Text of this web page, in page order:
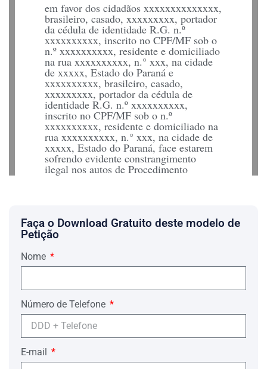
em favor dos cidadãos xxxxxxxxxxxxxx,
brasileiro, casado, xxxxxxxxx, portador
da cédula de identidade R.G. n.º
xxxxxxxxxx, inscrito no CPF/MF sob o
n.º xxxxxxxxxx, residente e domiciliado
na rua xxxxxxxxxx, n.° xxx, na cidade
de xxxxx, Estado do Paraná e
xxxxxxxxxx, brasileiro, casado,
xxxxxxxxx, portador da cédula de
identidade R.G. n.º xxxxxxxxxx,
inscrito no CPF/MF sob o n.º
xxxxxxxxxx, residente e domiciliado na
rua xxxxxxxxxx, n.° xxx, na cidade de
xxxxx, Estado do Paraná, face estarem
sofrendo evidente constrangimento
ilegal nos autos de Procedimento
Investigatório n.° xxxxxxxxxxx,
do Paraná (Autoridade Coatora),
consoante será demonstrado nas razões a
seguir pormenorizadas:
1. – Resumo Fático.
Procedimento Investigatório n.°
xxxxxxxxxxxx (Operação “xxxxx”)
movido contra os Pacientes na Vara
Federal da Subseção de xxxxxx – Seção
Judiciária do Estado do Paraná, é que se
verifica a extraordinária utilidade do
instituto do habeas corpus, remédio
Faça o Download Gratuito deste modelo de
Petição
Nome
Número de Telefone
E-mail